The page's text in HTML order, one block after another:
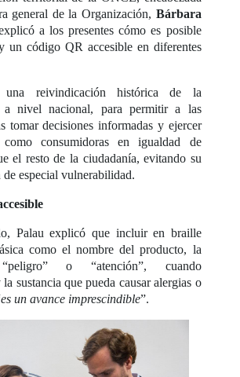
general de la Organización, Bárbara
a los presentes cómo es posible
un código QR accesible en diferentes
reivindicación histórica de la
a nivel nacional, para permitir a las
tomar decisiones informadas y ejercer
como consumidoras en igualdad de
el resto de la ciudadanía, evitando su
de especial vulnerabilidad.
Palau explicó que incluir en braille
como el nombre del producto, la
“peligro” o “atención”, cuando
sustancia que pueda causar alergias o
es un avance imprescindible”.